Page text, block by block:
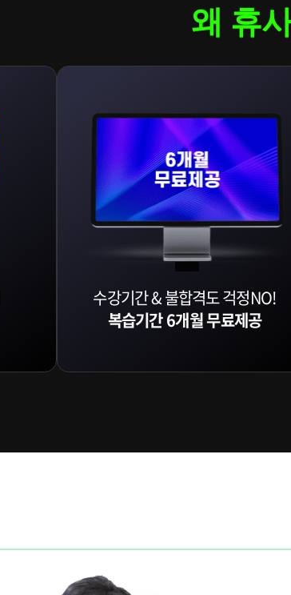
왜 휴
수강기간 & 불합격도 걱정NO!
복습기간 6개월 무료제공